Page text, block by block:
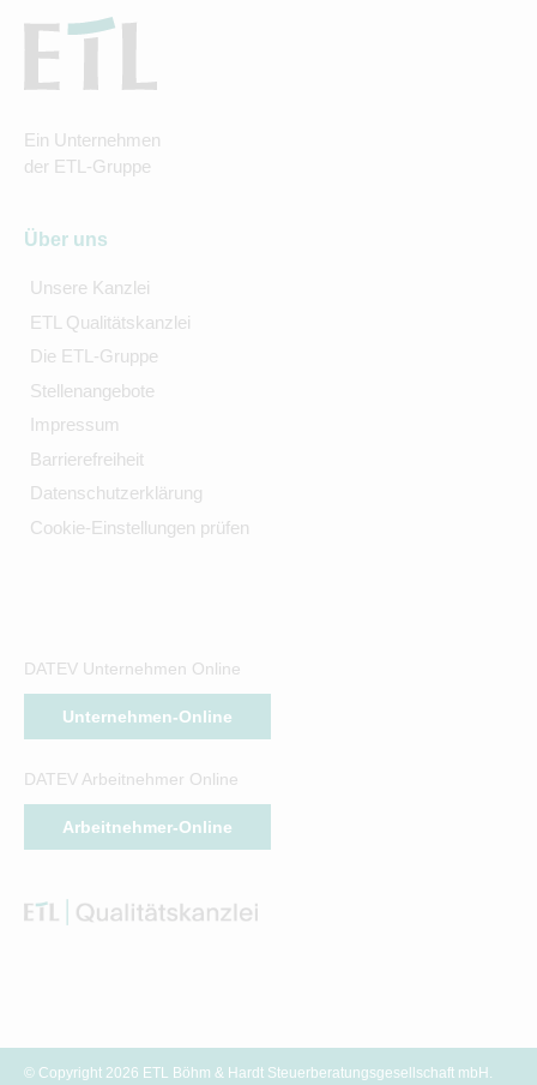
Ein Unternehmen
der ETL-Gruppe
Über uns
Unsere Kanzlei
ETL Qualitätskanzlei
Die ETL-Gruppe
Stellenangebote
Impressum
Barrierefreiheit
Datenschutzerklärung
Cookie-Einstellungen prüfen
DATEV Unternehmen Online
Unternehmen-Online
DATEV Arbeitnehmer Online
Arbeitnehmer-Online
© Copyright 2026 ETL Böhm & Hardt Steuerberatungsgesellschaft mbH.